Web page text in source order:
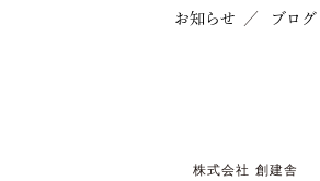
お知らせ
ブログ
株式会社 創建舎